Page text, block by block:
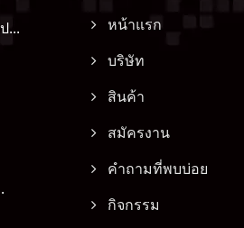
... หน้าแรก
บริษัท
สินค้า
สมัครงาน
คำถามที่พบบ่อย
กิจกรรม